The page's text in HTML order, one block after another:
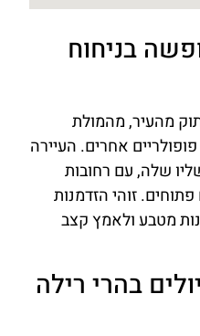
בניחוח
מהעיר, מהמולת
אחרים. העיירה
שלה, עם רחובות
זוהי הזדמנות
מטבע ולאמץ קצב
בהרי רילה